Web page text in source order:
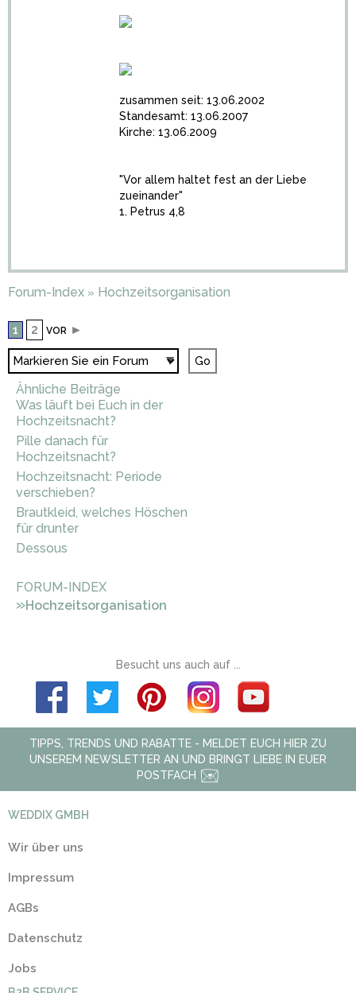
zusammen seit: 13.06.2002
Standesamt: 13.06.2007
Kirche: 13.06.2009
"Vor allem haltet fest an der Liebe
zueinander"
1. Petrus 4,8
Forum-Index » Hochzeitsorganisation
1 2 VOR ►
Ähnliche Beiträge
Was läuft bei Euch in der
Hochzeitsnacht?
Pille danach für
Hochzeitsnacht?
Hochzeitsnacht: Periode
verschieben?
Brautkleid, welches Höschen
für drunter
Dessous
FORUM-INDEX
»Hochzeitsorganisation
Besucht uns auch auf ...
TIPPS, TRENDS UND RABATTE - MELDET EUCH HIER ZU
UNSEREM NEWSLETTER AN UND BRINGT LIEBE IN EUER
POSTFACH
WEDDIX GMBH
Wir über uns
Impressum
AGBs
Datenschutz
Jobs